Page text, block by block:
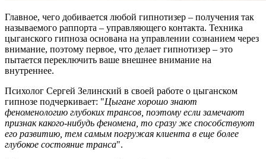
Главное, чего добивается любой гипнотизер – получения так
называемого раппорта – управляющего контакта. Техника
цыганского гипноза основана на управлении сознанием через
внимание, поэтому первое, что делает гипнотизер – это
пытается переключить ваше внешнее внимание на
внутреннее.
Психолог Сергей Зелинский в своей работе о цыганском
гипнозе подчеркивает: "Цыгане хорошо знают
феноменологию глубоких трансов, поэтому если замечают
признак какого-нибудь феномена, то сразу же способствуют
его развитию, тем самым погружая клиента в еще более
глубокое состояние транса".